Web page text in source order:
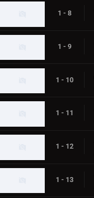
1 - 8
1 - 9
1 - 10
1 - 11
1 - 12
1 - 13